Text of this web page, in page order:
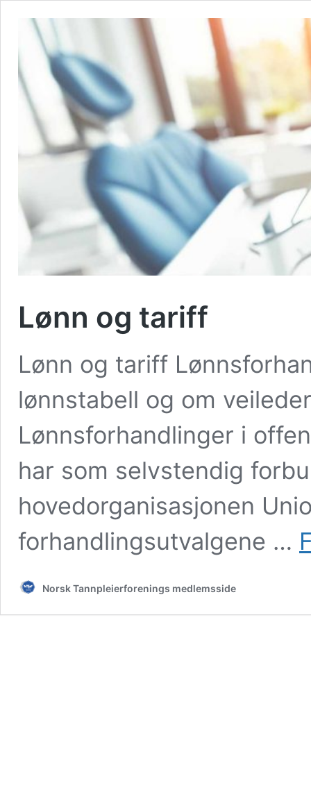
Lønn og tariff
Lønn og tariff
lønnstabell og om
Lønnsforhandlinger i
har som selvstendig
hovedorganisasjonen
forhandlingsutvalgene …
Norsk Tannpleierforenings medlemsside